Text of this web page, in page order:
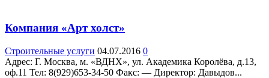
Компания «Арт холст»
Строительные услуги 04.07.2016 0
Адрес: Г. Москва, м. «ВДНХ», ул. Академика Королёва, д.13,
оф.11 Teл: 8(929)653-34-50 Факс: — Директор: Давыдов...